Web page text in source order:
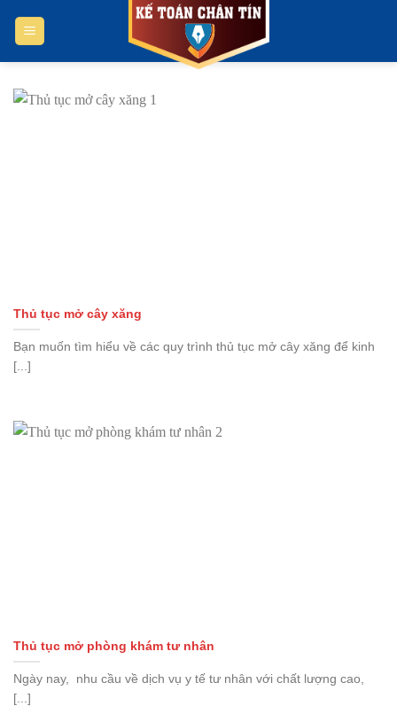
Thủ tục mở cây xăng
Bạn muốn tìm hiểu về các quy trình thủ tục mở cây xăng để kinh
[...]
Thủ tục mở phòng khám tư nhân
Ngày nay, nhu cầu về dịch vụ y tế tư nhân với chất lượng cao,
[...]